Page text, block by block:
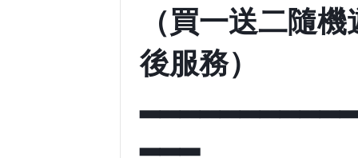
（買一送二隨
後服務）
▂▂▂